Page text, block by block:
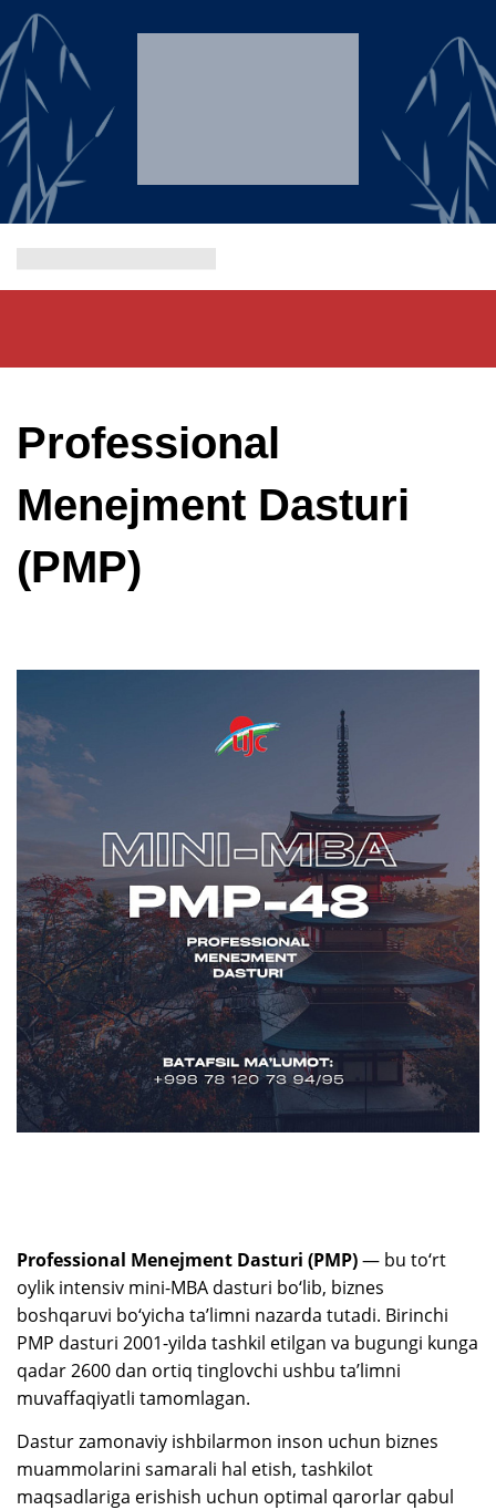
Professional
Menejment Dasturi
(PMP)
Professional Menejment Dasturi (PMP)— bu to‘rt
oylik intensiv mini-MBA dasturi bo‘lib, biznes
boshqaruvi bo‘yicha ta’limni nazarda tutadi. Birinchi
PMP dasturi 2001-yilda tashkil etilgan va bugungi kunga
qadar 2600 dan ortiq tinglovchi ushbu ta’limni
muvaffaqiyatli tamomlagan.
Dastur zamonaviy ishbilarmon inson uchun biznes
muammolarini samarali hal etish, tashkilot
maqsadlariga erishish uchun optimal qarorlar qabul